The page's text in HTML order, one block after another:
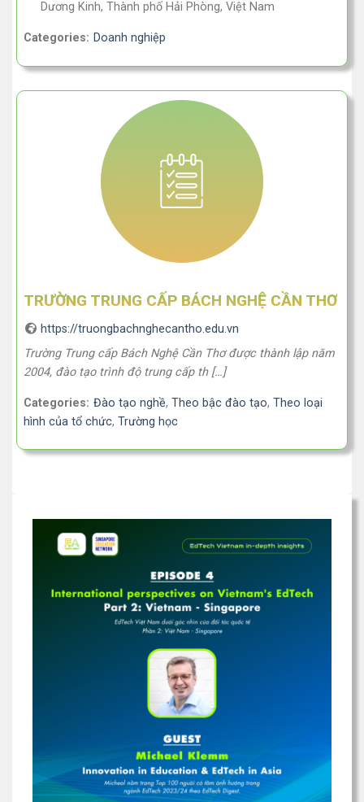
Dương Kinh, Thành phố Hải Phòng, Việt Nam
Categories: Doanh nghiệp
TRƯỜNG TRUNG CẤP BÁCH NGHỆ CẦN THƠ
https://truongbachnghecantho.edu.vn
Trường Trung cấp Bách Nghệ Cần Thơ được thành lập năm
2004, đào tạo trình độ trung cấp th […]
Categories: Đào tạo nghề, Theo bậc đào tạo, Theo loại
hình của tổ chức, Trường học